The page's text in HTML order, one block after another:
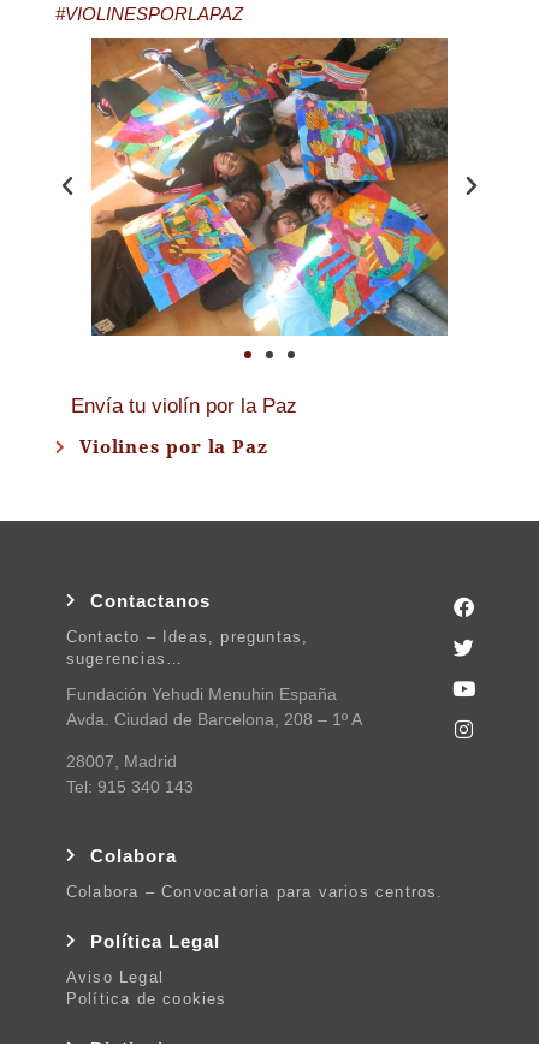
#VIOLINESPORLAPAZ
Envía tu violín por la Paz
Violines por la Paz
Contactanos
Contacto – Ideas, preguntas,
sugerencias…
Fundación Yehudi Menuhin España
Avda. Ciudad de Barcelona, 208 – 1º A
28007, Madrid
Tel: 915 340 143
Colabora
Colabora – Convocatoria para varios centros.
Política Legal
Aviso Legal
Política de cookies